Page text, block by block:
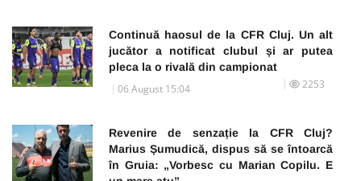
Continuă haosul de la CFR Cluj. Un alt
jucător a notificat clubul și ar putea
pleca la o rivală din campionat
06 August 15:04 2253
Revenire de senzație la CFR Cluj?
Marius Șumudică, dispus să se întoarcă
în Gruia: „Vorbesc cu Marian Copilu. E